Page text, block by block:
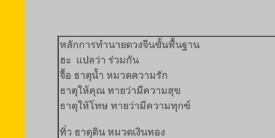
หลักการทำนายดวงจีนขั้นพื้นฐาน
ฮะ แปลว่า ร่วมกัน
จื้อ ธาตุน้ำ หมวดความรัก
ธาตุให้คุณ ทายว่ามีความสุข
ธาตุให้โทษ ทายว่ามีความทุกข์
ทิ่ว ธาตุดิน หมวดเงินทอง